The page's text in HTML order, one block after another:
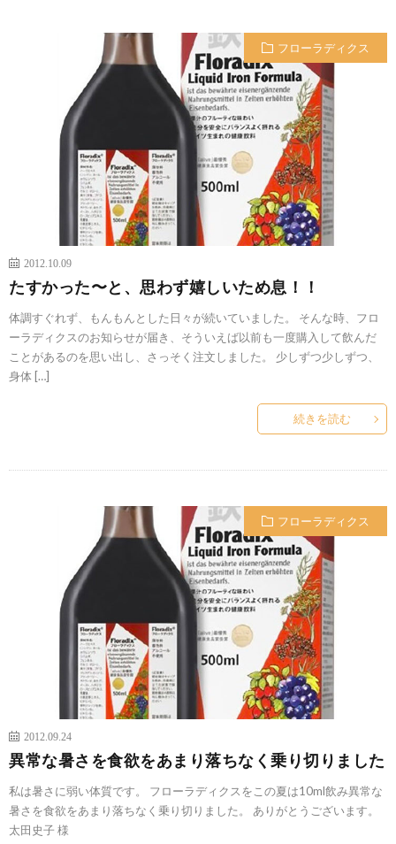
フローラディクス
2012.10.09
たすかった〜と、思わず嬉しいため息！！
体調すぐれず、もんもんとした日々が続いていました。 そんな時、フロ
ーラディクスのお知らせが届き、そういえば以前も一度購入して飲んだ
ことがあるのを思い出し、さっそく注文しました。 少しずつ少しずつ、
身体 […]
続きを読む
フローラディクス
2012.09.24
異常な暑さを食欲をあまり落ちなく乗り切りました
私は暑さに弱い体質です。 フローラディクスをこの夏は10ml飲み異常な
暑さを食欲をあまり落ちなく乗り切りました。 ありがとうございます。
太田史子 様